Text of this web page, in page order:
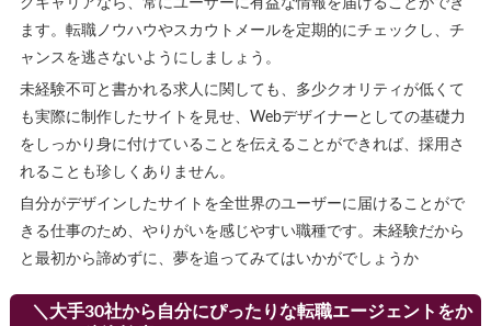
クキャリアなら、常にユーザーに有益な情報を届けることができ
ます。転職ノウハウやスカウトメールを定期的にチェックし、チ
ャンスを逃さないようにしましょう。
未経験不可と書かれる求人に関しても、多少クオリティが低くて
も実際に制作したサイトを見せ、Webデザイナーとしての基礎力
をしっかり身に付けていることを伝えることができれば、採用さ
れることも珍しくありません。
自分がデザインしたサイトを全世界のユーザーに届けることがで
きる仕事のため、やりがいを感じやすい職種です。未経験だから
と最初から諦めずに、夢を追ってみてはいかがでしょうか
＼大手30社から自分にぴったりな転職エージェントをか